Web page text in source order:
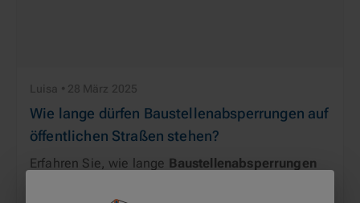
Luisa • 28 März 2025
Wie lange dürfen Baustellenabsperrungen auf
öffentlichen Straßen stehen?
Erfahren Sie, wie lange Baustellenabsperrungen